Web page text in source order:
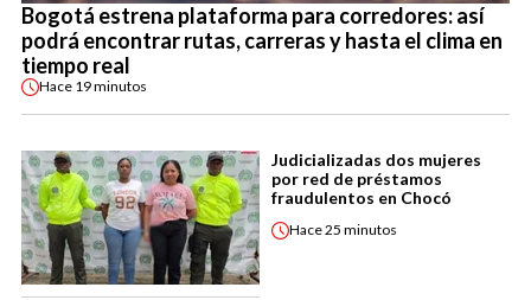
Bogotá estrena plataforma para corredores: así
podrá encontrar rutas, carreras y hasta el clima en
tiempo real
Hace 19 minutos
Judicializadas dos mujeres
por red de préstamos
fraudulentos en Chocó
Hace25 minutos